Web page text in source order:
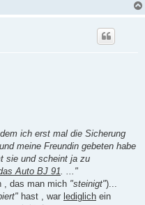
ich erst mal die Sicherung
meine Freundin gebeten habe
sie und scheint ja zu
Auto BJ 91 . ..."
, das man mich "steinigt")...
hast , war lediglich ein